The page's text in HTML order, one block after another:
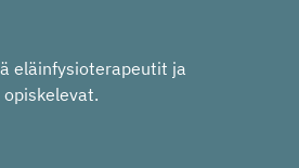
eläinfysioterapeutit ja